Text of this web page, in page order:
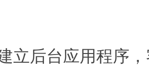
立后台应用程序